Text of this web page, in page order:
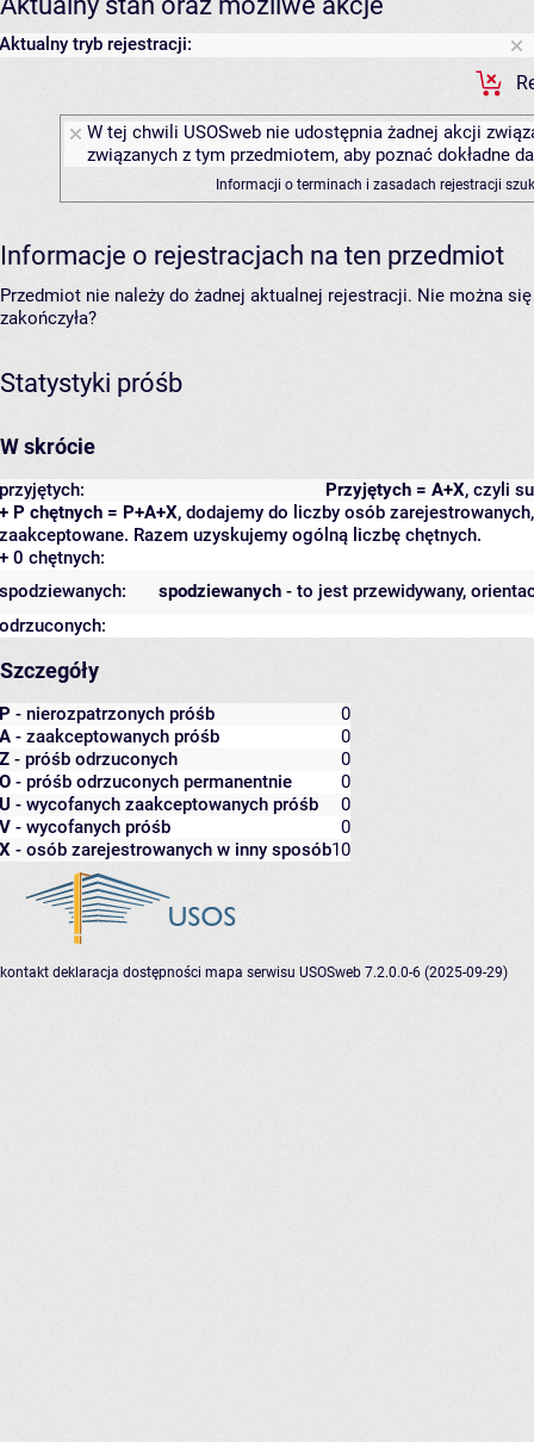
Aktualny tryb rejestracji:
W tej chwili USOSweb nie udostępnia żadnej akcji
związanych z tym przedmiotem, aby poznać dokładne
Informacji o terminach i zasadach rejestracji
Informacje o rejestracjach na ten przedmiot
Przedmiot nie należy do żadnej aktualnej rejestracji. Nie można
zakończyła?
Statystyki próśb
W skrócie
Przyjętych = A+X, czyli
przyjętych:
+ P chętnych = P+A+X, dodajemy do liczby osób
zaakceptowane. Razem uzyskujemy ogólną liczbę chętnych.
+ 0 chętnych:
spodziewanych - to jest przewidywany,
spodziewanych:
odrzuconych:
Szczegóły
P - nierozpatrzonych próśb
0
A - zaakceptowanych próśb
0
Z - próśb odrzuconych
0
O - próśb odrzuconych permanentnie
0
U - wycofanych zaakceptowanych próśb
0
V - wycofanych próśb
0
X - osób zarejestrowanych w inny sposób10
kontakt deklaracja dostępności mapa serwisu USOSweb 7.2.0.0-6 (2025-09-29)